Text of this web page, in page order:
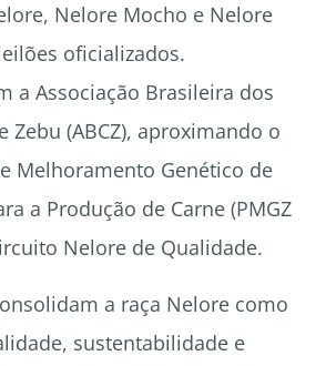
Nelore Mocho e Nelore
oficializados.
a Associação Brasileira dos
Zebu (ABCZ), aproximando o
Melhoramento Genético de
a Produção de Carne (PMGZ
Nelore de Qualidade.
a raça Nelore como
sustentabilidade e